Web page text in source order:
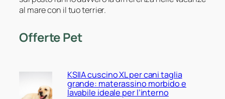
al mare con il tuo terrier.
Offerte Pet
KSIIA cuscino XL per cani taglia
grande: materassino morbido e
lavabile ideale per l’interno